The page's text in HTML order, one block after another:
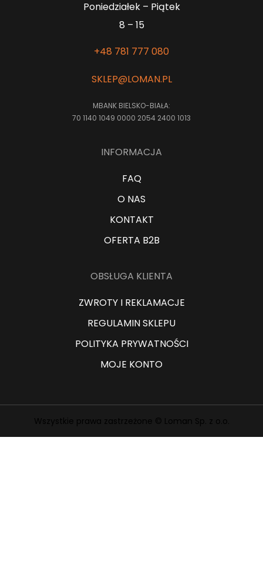
Poniedziałek – Piątek
8 – 15
+48 781 777 080
SKLEP@LOMAN.PL
MBANK BIELSKO-BIAŁA:
70 1140 1049 0000 2054 2400 1013
INFORMACJA
FAQ
O NAS
KONTAKT
OFERTA B2B
OBSŁUGA KLIENTA
ZWROTY I REKLAMACJE
REGULAMIN SKLEPU
POLITYKA PRYWATNOŚCI
MOJE KONTO
Wszystkie prawa zastrzeżone © Loman Sp. z o.o.